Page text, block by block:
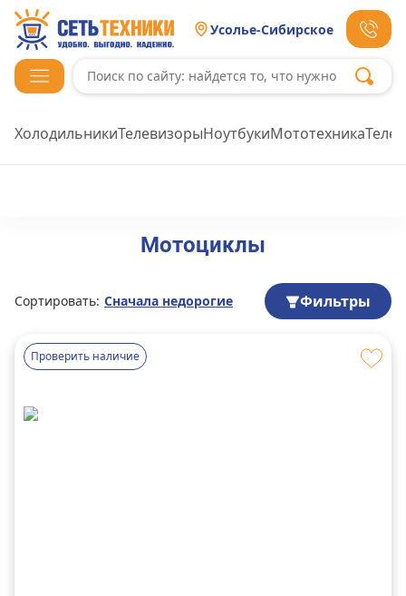
Усолье-Сибирское
ХолодильникиТелевизорыНоутбукиМототехника
Мотоциклы
Сортировать: Сначала недорогие Фильтры
Проверить наличие